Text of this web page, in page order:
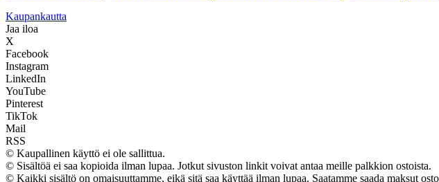
Kaupankautta
Jaa iloa
X
Facebook
Instagram
LinkedIn
YouTube
Pinterest
TikTok
Mail
RSS
© Kaupallinen käyttö ei ole sallittua.
© Sisältöä ei saa kopioida ilman lupaa. Jotkut sivuston linkit voivat antaa meille palkkion ostoista.
© Kaikki sisältö on omaisuuttamme, eikä sitä saa käyttää ilman lupaa. Saatamme saada maksut